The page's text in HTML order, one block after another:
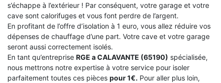
s’échappe à l’extérieur ! Par conséquent, votre garage et votre
cave sont calorifuges et vous font perdre de l’argent.
En profitant de l’offre d’isolation à 1 euro, vous allez réduire vos
dépenses de chauffage d’une part. Votre cave et votre garage
seront aussi correctement isolés.
En tant qu’entreprise RGE a CALAVANTE (65190) spécialisée,
nous mettrons notre expertise à votre service pour isoler
parfaitement toutes ces pièces pour 1€. Pour aller plus loin,